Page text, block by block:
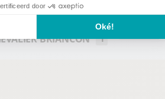
BRIANCON 1